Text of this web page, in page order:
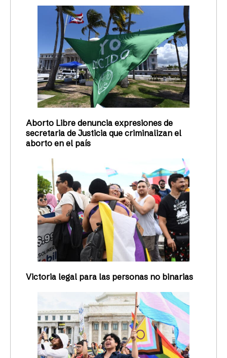
Aborto Libre denuncia expresiones de
secretaria de Justicia que criminalizan el
aborto en el país
Victoria legal para las personas no binarias